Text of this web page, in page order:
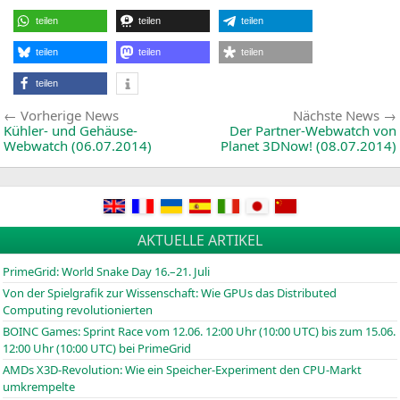
teilen teilen teilen
teilen teilen teilen
teilen
Beitragsnavigation
Vorherige NewsVorherige
News:
Kühler- und Gehäuse-
Webwatch (06.07.2014)
Nächste News
Der Partner-Webwatch von
Planet 3DNow! (08.07.2014)
AKTUELLE ARTIKEL
PrimeGrid: World Snake Day 16.–21. Juli
Von der Spielgrafik zur Wissenschaft: Wie GPUs das Distributed
Computing revolutionierten
BOINCGames: Sprint Race vom 12.06. 12:00 Uhr (10:00 UTC) bis zum 15.06.
12:00 Uhr (10:00 UTC) bei PrimeGrid
AMDs X3D-Revolution: Wie ein Speicher-Experiment den CPU-Markt
umkrempelte